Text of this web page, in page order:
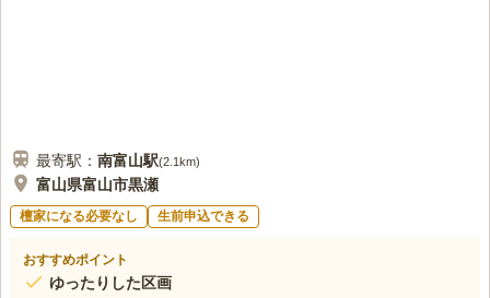
最寄駅： 南富山駅(2.1km)
富山県富山市黒瀬
檀家になる必要なし 生前申込できる
おすすめポイント
ゆったりした区画